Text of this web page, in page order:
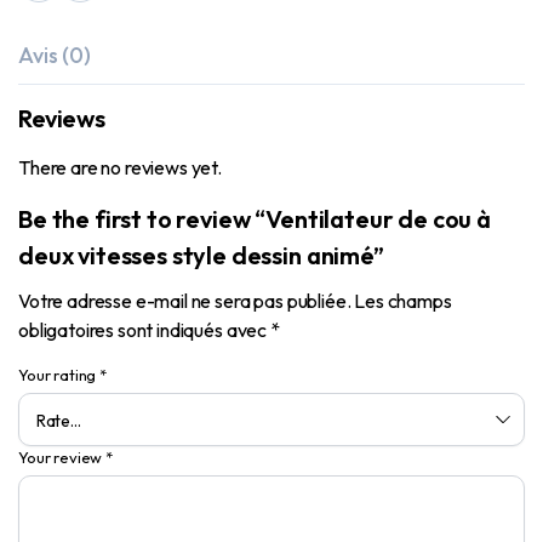
Avis (0)
Reviews
There are no reviews yet.
Be the first to review “Ventilateur de cou à
deux vitesses style dessin animé”
Votre adresse e-mail ne sera pas publiée. Les champs
obligatoires sont indiqués avec *
Your rating *
Your review *